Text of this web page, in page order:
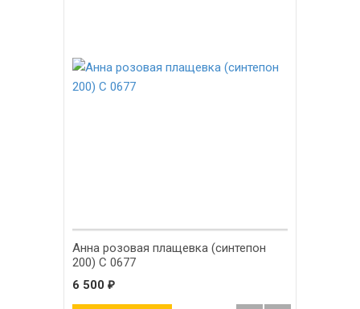
Анна розовая плащевка (синтепон
200) С 0677
6 500 ₽